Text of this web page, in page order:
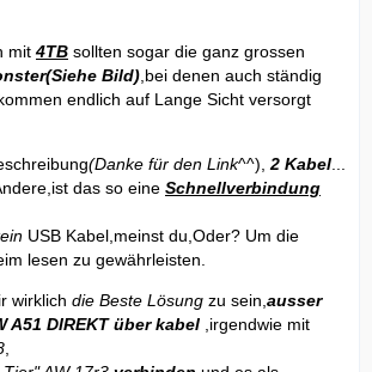
mit 4TB sollten sogar die ganz grossen
Bild) ,bei denen auch ständig
endlich auf Lange Sicht versorgt
(Danke für den Link^^), 2 Kabel
das so eine Schnellverbindung
USB Kabel,meinst du,Oder? Um die
lesen zu gewährleisten.
wirklich die Beste Lösung zu sein, ausser
A51 DIREKT über kabel ,irgendwie mit